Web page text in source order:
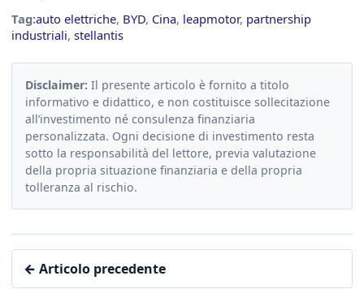
Tag:auto elettriche, BYD, Cina, leapmotor, partnership
industriali, stellantis
Disclaimer: Il presente articolo è fornito a titolo
informativo e didattico, e non costituisce sollecitazione
all’investimento né consulenza finanziaria
personalizzata. Ogni decisione di investimento resta
sotto la responsabilità del lettore, previa valutazione
della propria situazione finanziaria e della propria
tolleranza al rischio.
← Articolo precedente